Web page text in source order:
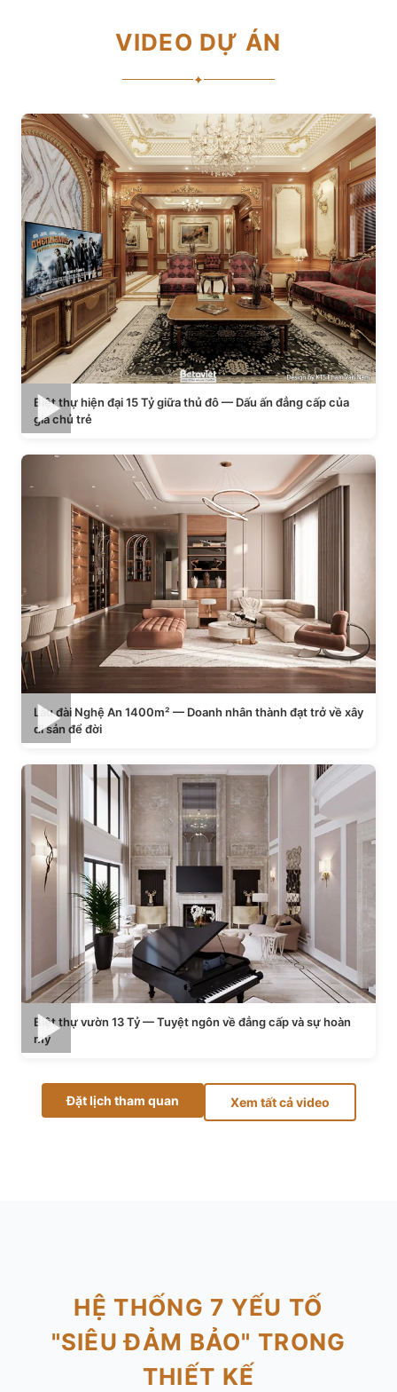
VIDEO DỰ ÁN
✦
Biệt thự hiện đại 15 Tỷ giữa thủ đô — Dấu ấn đẳng cấp của
gia chủ trẻ
Lâu đài Nghệ An 1400m² — Doanh nhân thành đạt trở về xây
di sản để đời
Biệt thự vườn 13 Tỷ — Tuyệt ngôn về đẳng cấp và sự hoàn
mỹ
Đặt lịch tham quan Xem tất cả video
HỆ THỐNG 7 YẾU TỐ
"SIÊU ĐẢM BẢO" TRONG
THIẾT KẾ